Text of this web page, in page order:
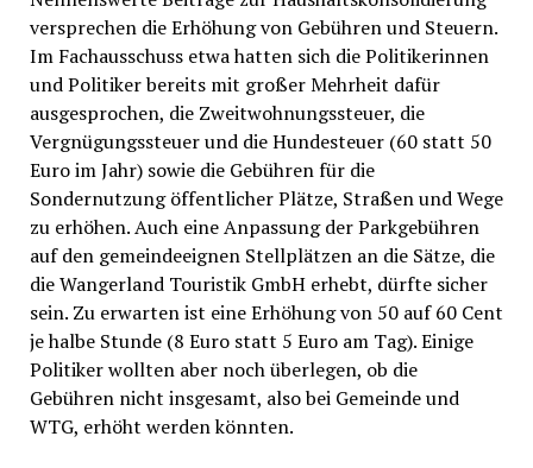
versprechen die Erhöhung von Gebühren und Steuern.
Im Fachausschuss etwa hatten sich die Politikerinnen
und Politiker bereits mit großer Mehrheit dafür
ausgesprochen, die Zweitwohnungssteuer, die
Vergnügungssteuer und die Hundesteuer (60 statt 50
Euro im Jahr) sowie die Gebühren für die
Sondernutzung öffentlicher Plätze, Straßen und Wege
zu erhöhen. Auch eine Anpassung der Parkgebühren
auf den gemeindeeignen Stellplätzen an die Sätze, die
die Wangerland Touristik GmbH erhebt, dürfte sicher
sein. Zu erwarten ist eine Erhöhung von 50 auf 60 Cent
je halbe Stunde (8 Euro statt 5 Euro am Tag). Einige
Politiker wollten aber noch überlegen, ob die
Gebühren nicht insgesamt, also bei Gemeinde und
WTG, erhöht werden könnten.